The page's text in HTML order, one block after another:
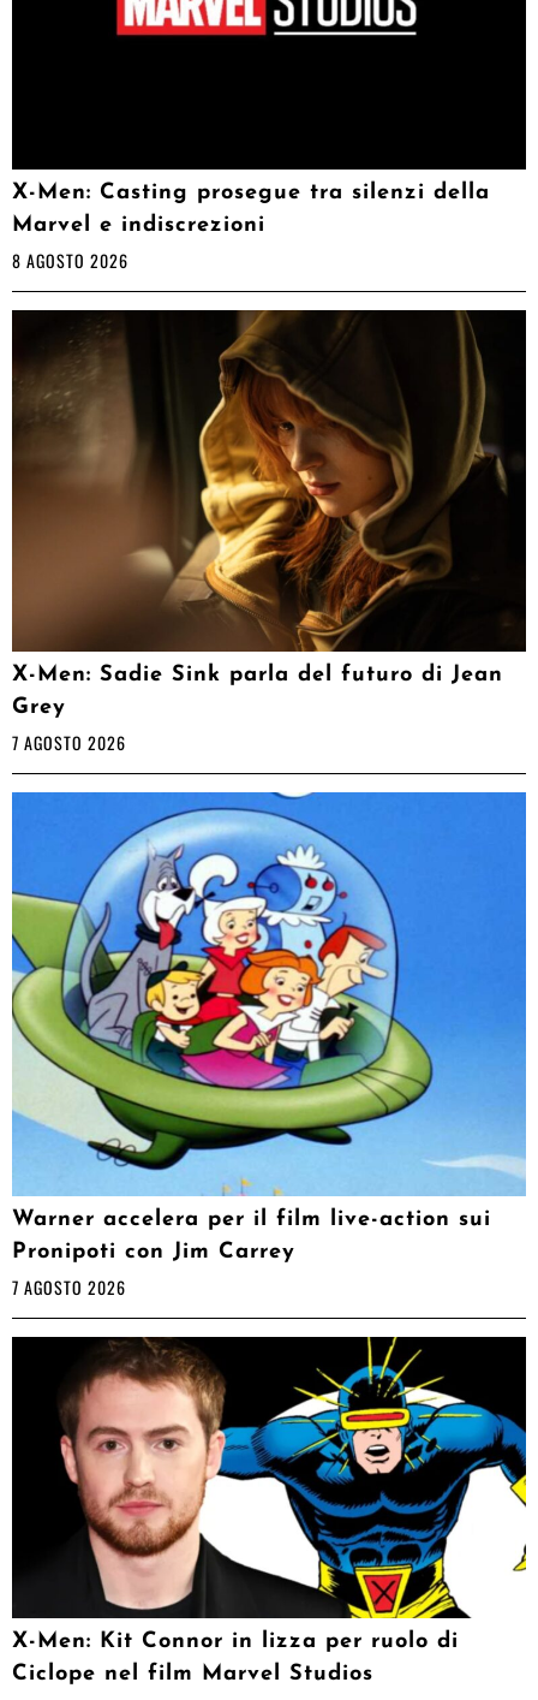
X-Men: Casting prosegue tra silenzi della
Marvel e indiscrezioni
8 AGOSTO 2026
X-Men: Sadie Sink parla del futuro di Jean
Grey
7 AGOSTO 2026
Warner accelera per il film live-action sui
Pronipoti con Jim Carrey
7 AGOSTO 2026
X-Men: Kit Connor in lizza per ruolo di
Ciclope nel film Marvel Studios